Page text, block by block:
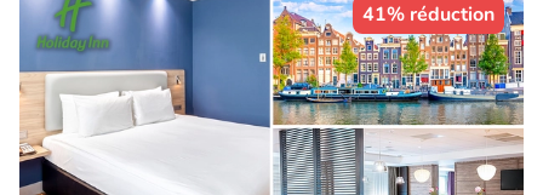
41% réduction